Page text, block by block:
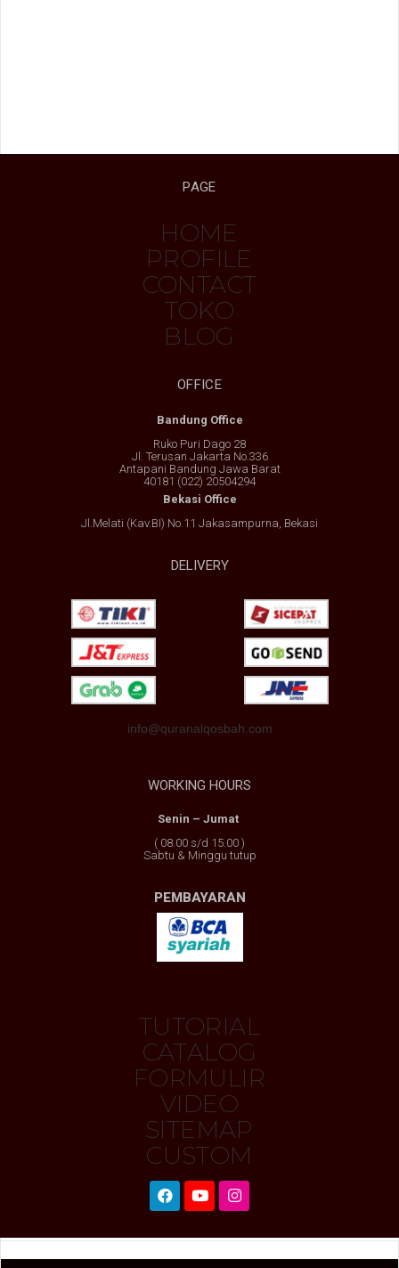
PAGE
HOME
PROFILE
CONTACT
TOKO
BLOG
OFFICE
Bandung Office
Ruko Puri Dago 28
Jl. Terusan Jakarta No.336
Antapani Bandung Jawa Barat
40181 (022) 20504294
Bekasi Office
Jl.Melati (Kav.BI) No.11 Jakasampurna, Bekasi
DELIVERY
info@quranalqosbah.com
WORKING HOURS
Senin – Jumat
( 08.00 s/d 15.00 )
Sabtu & Minggu tutup
PEMBAYARAN
TUTORIAL
CATALOG
FORMULIR
VIDEO
SITEMAP
CUSTOM